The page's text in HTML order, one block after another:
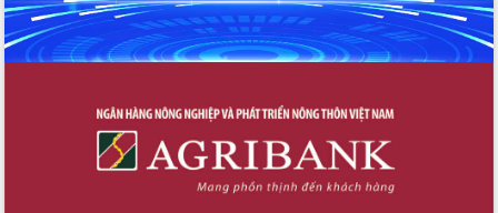
Triển khai đồng bộ đo đạc, lập hồ sơ
địa chính, hoàn thiện cơ sở dữ liệu đất
đai
trong hành trình chuyển đổi số tại Đắk
Đắk Lắk nâng cao hiệu quả công tác
Đảng từ Sổ tay đảng viên điện tử